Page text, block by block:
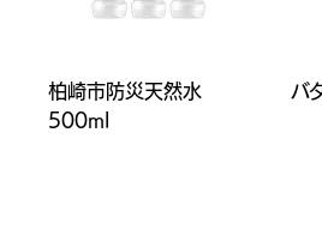
柏崎市防災天然水
500ml
バ